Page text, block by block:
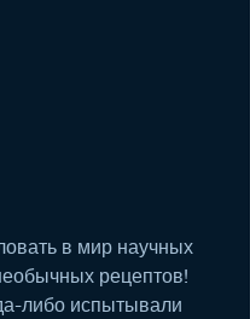
в мир научных
рецептов!
либо испытывали